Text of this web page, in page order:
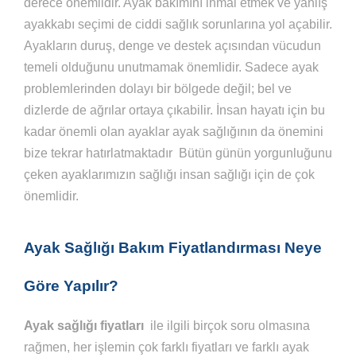
derece önemlidir. Ayak bakımını ihmal etmek ve yanlış
ayakkabı seçimi de ciddi sağlık sorunlarına yol açabilir.
Ayakların duruş, denge ve destek açısından vücudun
temeli olduğunu unutmamak önemlidir. Sadece ayak
problemlerinden dolayı bir bölgede değil; bel ve
dizlerde de ağrılar ortaya çıkabilir. İnsan hayatı için bu
kadar önemli olan ayaklar ayak sağlığının da önemini
bize tekrar hatırlatmaktadır Bütün günün yorgunluğunu
çeken ayaklarımızın sağlığı insan sağlığı için de çok
önemlidir.
Ayak Sağlığı Bakım Fiyatlandırması Neye
Göre Yapılır?
Ayak sağlığı fiyatları ile ilgili birçok soru olmasına
rağmen, her işlemin çok farklı fiyatları ve farklı ayak